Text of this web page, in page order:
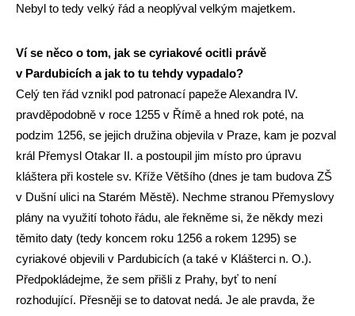
Nebyl to tedy velký řád a neoplýval velkým majetkem.
Ví se něco o tom, jak se cyriakové ocitli právě
v Pardubicích a jak to tu tehdy vypadalo?
Celý ten řád vznikl pod patronací papeže Alexandra IV.
pravděpodobně v roce 1255 v Římě a hned rok poté, na
podzim 1256, se jejich družina objevila v Praze, kam je pozval
král Přemysl Otakar II. a postoupil jim místo pro úpravu
kláštera při kostele sv. Kříže Většího (dnes je tam budova ZŠ
v Dušní ulici na Starém Městě). Nechme stranou Přemyslovy
plány na využití tohoto řádu, ale řekněme si, že někdy mezi
těmito daty (tedy koncem roku 1256 a rokem 1295) se
cyriakové objevili v Pardubicích (a také v Klášterci n. O.).
Předpokládejme, že sem přišli z Prahy, byť to není
rozhodující. Přesněji se to datovat nedá. Je ale pravda, že